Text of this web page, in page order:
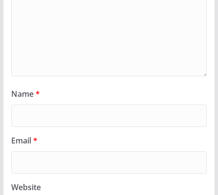
Name*
Email*
Website